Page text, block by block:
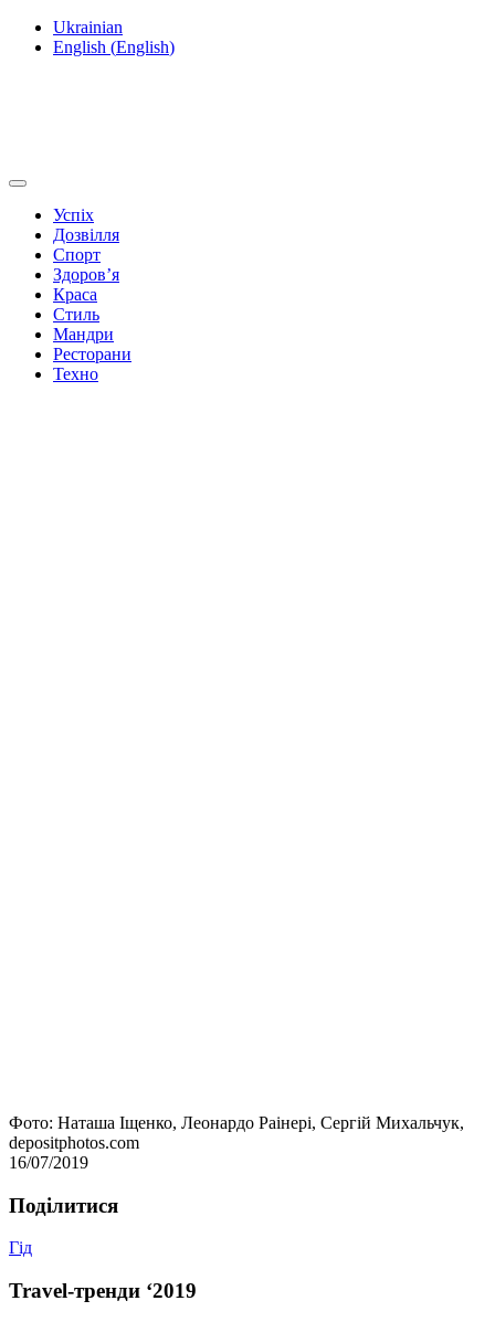
Ukrainian
English (English)
Успіх
Дозвілля
Спорт
Здоров’я
Краса
Стиль
Мандри
Ресторани
Техно
Фото: Наташа Іщенко, Леонардо Раінері, Сергій Михальчук,
depositphotos.com
16/07/2019
Подiлитися
Гід
Travel-тренди ‘2019